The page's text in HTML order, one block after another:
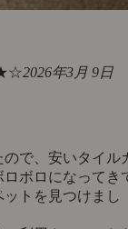
2026年3月 9日
で、安いタイル
ボロになってき
トを見つけまし